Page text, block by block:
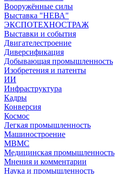
Вооружённые силы
Выставка "НЕВА"
ЭКСПОТЕХНОСТРАЖ
Выставки и события
Двигателестроение
Диверсификация
Добывающая промышленность
Изобретения и патенты
ИИ
Инфраструктура
Кадры
Конверсия
Космос
Легкая промышленность
Машиностроение
МВМС
Медицинская промышленность
Мнения и комментарии
Наука и промышленность